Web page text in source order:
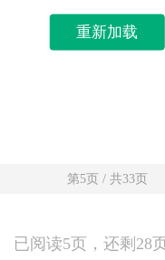
重新加载
第5页 / 共33页
已阅读5页，还剩28